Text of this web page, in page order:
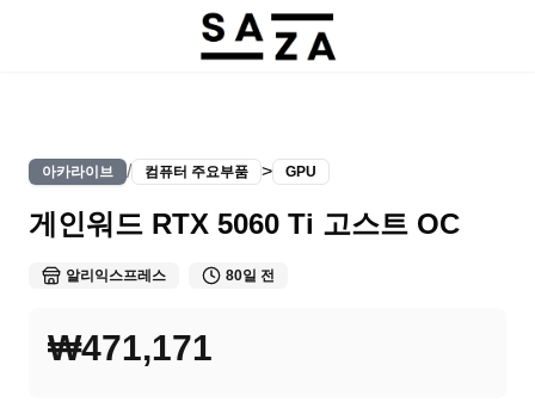
아카라이브 / 컴퓨터 주요부품 > GPU
게인워드 RTX 5060 Ti 고스트 OC
알리익스프레스 80일 전
₩471,171